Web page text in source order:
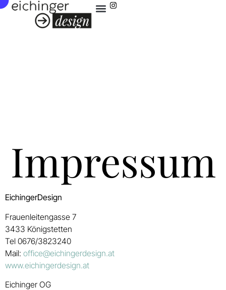
Impressum
EichingerDesign
Frauenleitengasse 7
3433 Königstetten
Tel 0676/3823240
Mail: office@eichingerdesign.at
www.eichingerdesign.at
Eichinger OG